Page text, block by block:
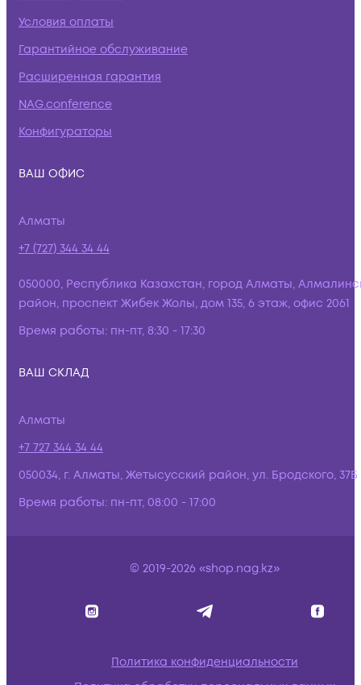
Условия оплаты
Гарантийное обслуживание
Расширенная гарантия
NAG.conference
Конфигураторы
ВАШ ОФИС
Алматы
+7 (727) 344 34 44
050000, Республика Казахстан, город Алматы,
район, проспект Жибек Жолы, дом 135, 6 этаж, офис 2061
Время работы: пн-пт, 8:30 - 17:30
ВАШ СКЛАД
Алматы
+7 727 344 34 44
050034, г. Алматы, Жетысусский район, ул. Бродского, 37Б
Время работы: пн-пт, 08:00 - 17:00
© 2019-2026 «shop.nag.kz»
Политика конфиденциальности